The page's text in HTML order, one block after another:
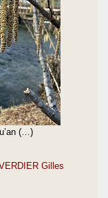
(…)
Gilles